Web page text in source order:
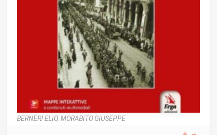
BERNERI ELIO, MORABITO GIUSEPPE